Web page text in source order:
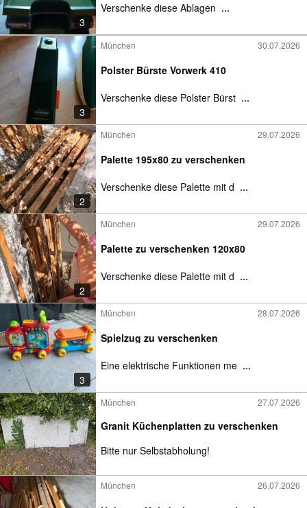
3
Verschenke diese Ablagen ...
3
München 30.07.2026
Polster Bürste Vorwerk 410
Verschenke diese Polster Bürst ...
2
München 29.07.2026
Palette 195x80 zu verschenken
Verschenke diese Palette mit d ...
2
München 29.07.2026
Palette zu verschenken 120x80
Verschenke diese Palette mit d ...
3
München 28.07.2026
Spielzug zu verschenken
Eine elektrische Funktionen me ...
München 27.07.2026
Granit Küchenplatten zu verschenken
Bitte nur Selbstabholung!
München 26.07.2026